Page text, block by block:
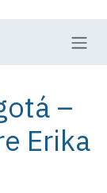
–
Erika